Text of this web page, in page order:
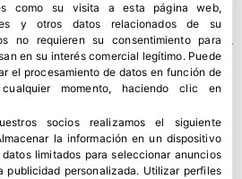
la lechuga
como su visita a esta página web,
y otros datos relacionados de su
no requieren su consentimiento para
en su interés comercial legítimo. Puede
el procesamiento de datos en función de
momento, haciendo clic en
socios realizamos el siguiente
la información en un dispositivo
datos limitados para seleccionar anuncios
publicidad personalizada. Utilizar perfiles